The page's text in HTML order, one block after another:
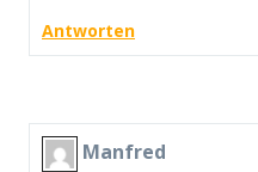
Antworten
Manfred